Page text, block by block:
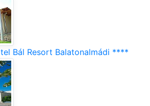
Bál Resort Balatonalmádi ****